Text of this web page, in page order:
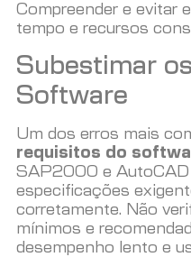
Compreender e evitar
tempo e recursos
Subestimar
Software
Um dos erros mais
requisitos do
SAP2000 e AutoCAD
especificações
corretamente. Não
mínimos e
desempenho lento e